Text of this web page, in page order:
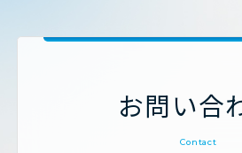
お問い合
Contact